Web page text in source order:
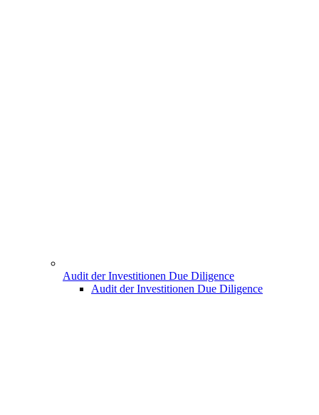
Audit der Investitionen Due Diligence
Audit der Investitionen Due Diligence